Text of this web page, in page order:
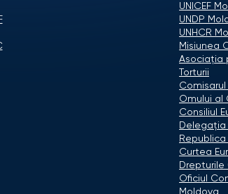
UNICEF
UNDP
UNHCR
Misiunea
Asociaţia
Torturii
Omului al
Consiliul
Delegaţia
Curtea
Drepturile
Oficiul
Moldova